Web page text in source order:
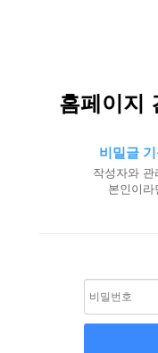
홈페이지
비밀글
작성자와
본인이